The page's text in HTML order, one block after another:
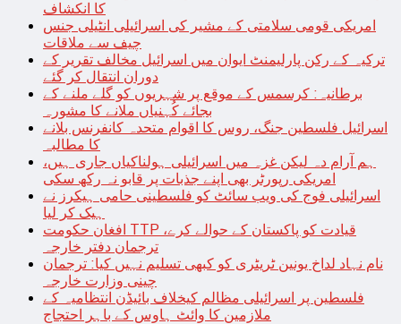
کا انکشاف
امریکی قومی سلامتی کے مشیر کی اسرائیلی انٹیلی جنس
چیف سے ملاقات
ترکیہ کے رکن پارلیمنٹ ایوان میں اسرائیل مخالف تقریر کے
دوران انتقال کر گئے
برطانیہ: کرسمس کے موقع پر شہریوں کو گلے ملنے کے
بجائے کُہنیاں ملانے کا مشورہ
اسرائیل فلسطین جنگ، روس کا اقوام متحدہ کانفرنس بلانے
کا مطالبہ
ہم آرام دہ لیکن غزہ میں اسرائیلی ہولناکیاں جاری ہیں،
امریکی رپورٹر بھی اپنے جذبات پر قابو نہ رکھ سکی
اسرائیلی فوج کی ویب سائٹ کو فلسطینی حامی ہیکرز نے
ہیک کر لیا
افغان حکومت TTP قیادت کو پاکستان کے حوالے کرے،
ترجمان دفتر خارجہ
نام نہاد لداخ یونین ٹریٹری کو کبھی تسلیم نہیں کیا: ترجمان
چینی وزارت خارجہ
فلسطین پر اسرائیلی مظالم کیخلاف بائیڈن انتظامیہ کے
ملازمین کا وائٹ ہاوس کے باہر احتجاج